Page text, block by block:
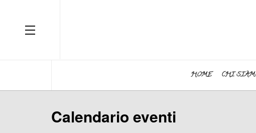
OFF CANVAS
HOME CHI
Calendario eventi